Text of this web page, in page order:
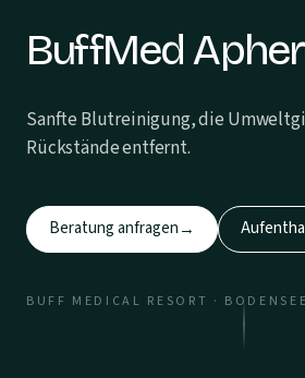
BuffMed
Sanfte Blutreinigung, die
Rückstände entfernt.
Beratung anfragen →
BUFF MEDICAL RESORT · BODENSEE